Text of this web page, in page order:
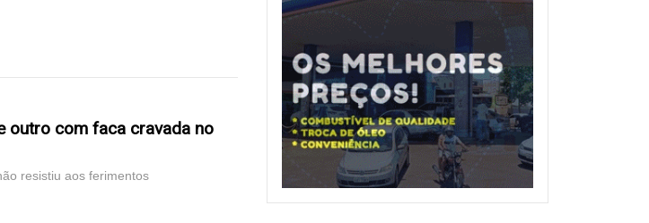
outro com faca cravada no
resistiu aos ferimentos